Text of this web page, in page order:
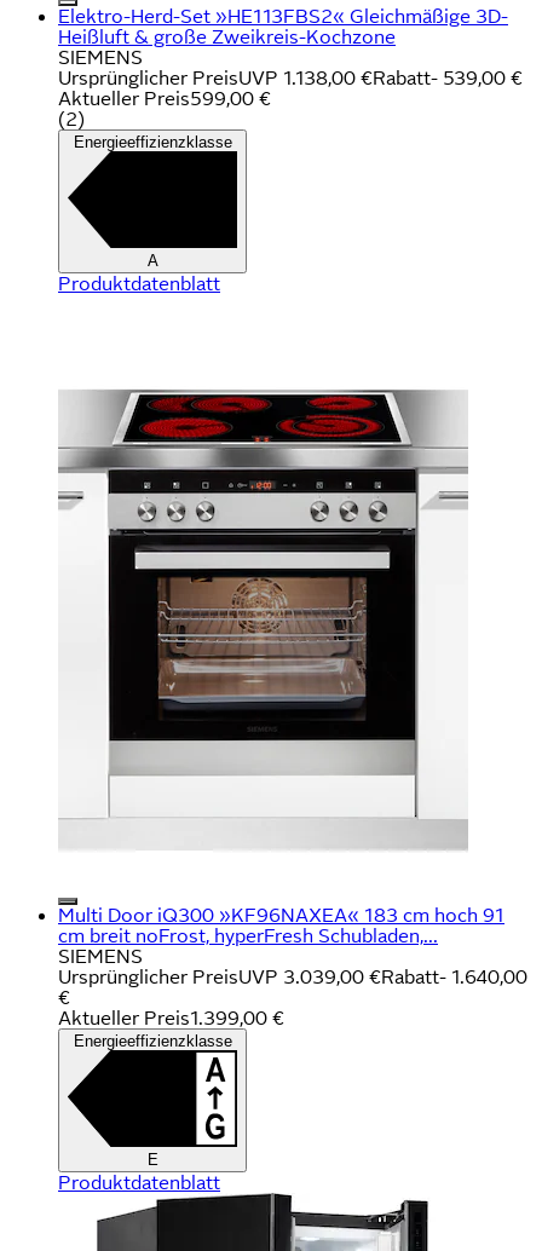
Elektro-Herd-Set »HE113FBS2« Gleichmäßige 3D-
Heißluft & große Zweikreis-Kochzone
SIEMENS
Ursprünglicher PreisUVP 1.138,00 €Rabatt- 539,00 €
Aktueller Preis599,00 €
(2)
Energieeffizienzklasse
A
Produktdatenblatt
Multi Door iQ300 »KF96NAXEA« 183 cm hoch 91
cm breit noFrost, hyperFresh Schubladen,...
SIEMENS
Ursprünglicher PreisUVP 3.039,00 €Rabatt- 1.640,00
€
Aktueller Preis1.399,00 €
Energieeffizienzklasse
E
Produktdatenblatt